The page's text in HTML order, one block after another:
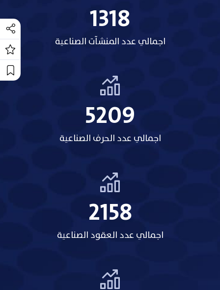
1318
اجمالي عدد المنشآت الصناعية
5209
اجمالي عدد الحرف الصناعية
2158
اجمالي عدد العقود الصناعية